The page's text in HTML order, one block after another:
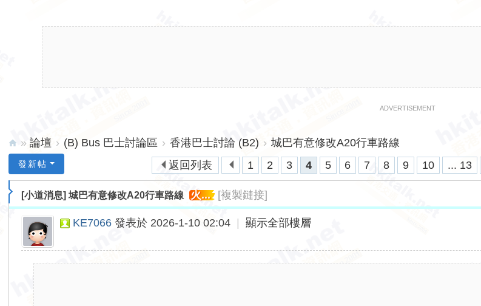
ADVERTISEMENT
lk.
» 論壇 › (B) Bus 巴士討論區 › 香港巴士討論 (B2) › 城巴有意修改A20行車路線
1
2 3 4 5 6 7 8 9 10 ... 13
返回列表
發新帖
[小道消息]城巴有意修改A20行車路線 火... [複製鏈接]
KE7066 發表於 2026-1-10 02:04 顯示全部樓層